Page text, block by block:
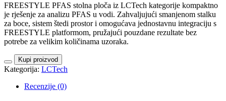
FREESTYLE PFAS stolna ploča iz LCTech kategorije kompaktno
je rješenje za analizu PFAS u vodi. Zahvaljujući smanjenom stalku
za boce, sistem štedi prostor i omogućava jednostavnu integraciju s
FREESTYLE platformom, pružajući pouzdane rezultate bez
potrebe za velikim količinama uzoraka.
Kupi proizvod
Kategorija: LCTech
Recenzije (0)